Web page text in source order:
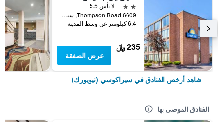
2 نجمتين
لا بأس 5.5
6609 Thompson Road, سيراكوسي (نيويورك), NY, الولايات المتحدة الأميريكية
6.4 كيلومتر عن وسط المدينة
235 ﷼
عرض الصفقة
شاهد أرخص الفنادق في سيراكوسي (نيويورك)
الفنادق الموصى بها